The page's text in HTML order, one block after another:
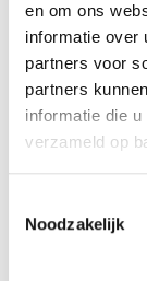
en om ons
informatie over
partners voor
partners
informatie die
verzameld op
Noodzakelijk
Alle tools
Witgoed